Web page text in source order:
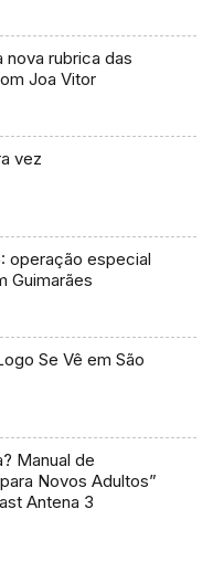
nova rubrica das
Joa Vitor
vez
operação especial
Guimarães
Se Vê em São
Manual de
Novos Adultos”
Antena 3